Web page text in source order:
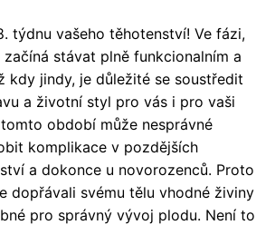
týdnu vašeho těhotenství! Ve fázi,
stávat plně funkcionalním a
kdy jindy, je důležité se soustředit
a životní styl pro vás i pro vaši
období může nesprávné
komplikace v pozdějších
a dokonce u novorozenců. Proto
dopřávali svému tělu vhodné živiny
pro správný vývoj plodu. Není to